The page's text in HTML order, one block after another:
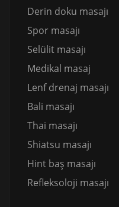
Derin doku masajı
Spor masajı
Selülit masajı
Medikal masaj
Lenf drenaj masajı
Bali masajı
Thai masajı
Shiatsu masajı
Hint baş masajı
Refleksoloji masajı